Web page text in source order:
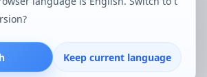
imagenes al servidor
comprobacion?Keep current language